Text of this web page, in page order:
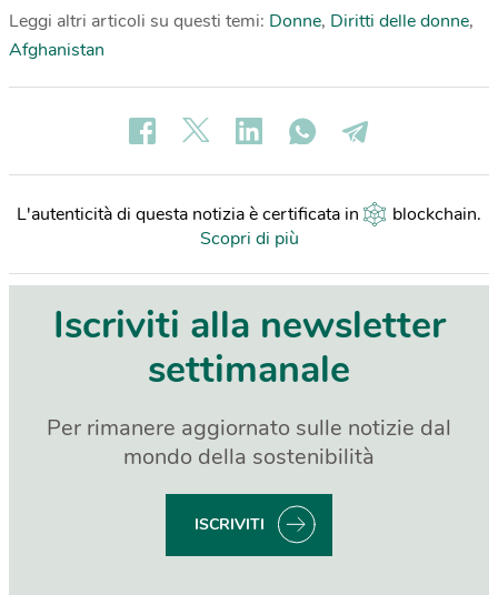
Leggi altri articoli su questi temi: Donne, Diritti delle donne,
Afghanistan
L'autenticità di questa notizia è certificata in blockchain.
Scopri di più
Iscriviti alla newsletter
settimanale
Per rimanere aggiornato sulle notizie dal
mondo della sostenibilità
ISCRIVITI